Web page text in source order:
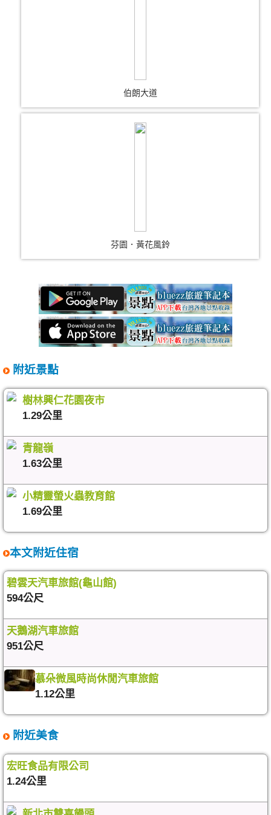
伯朗大道
芬園．黃花風鈴
附近景點
樹林興仁花園夜市
1.29公里
青龍嶺
1.63公里
小精靈螢火蟲教育館
1.69公里
本文附近住宿
碧雲天汽車旅館(龜山館)
594公尺
天鵝湖汽車旅館
951公尺
慕朵微風時尚休閒汽車旅館
1.12公里
附近美食
宏旺食品有限公司
1.24公里